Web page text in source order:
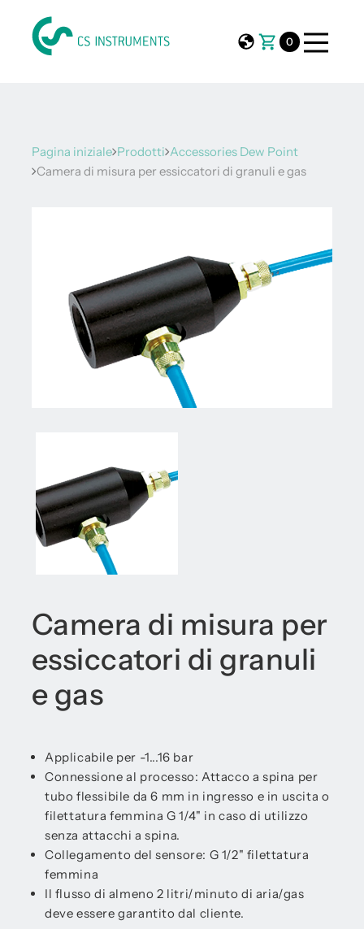
0
Pagina iniziale Prodotti Accessories Dew Point
Camera di misura per essiccatori di granuli e gas
Camera di misura per
essiccatori di granuli
e gas
Applicabile per -1...16 bar
Connessione al processo: Attacco a spina per
tubo flessibile da 6 mm in ingresso e in uscita o
filettatura femmina G 1/4" in caso di utilizzo
senza attacchi a spina.
Collegamento del sensore: G 1/2" filettatura
femmina
Il flusso di almeno 2 litri/minuto di aria/gas
deve essere garantito dal cliente.